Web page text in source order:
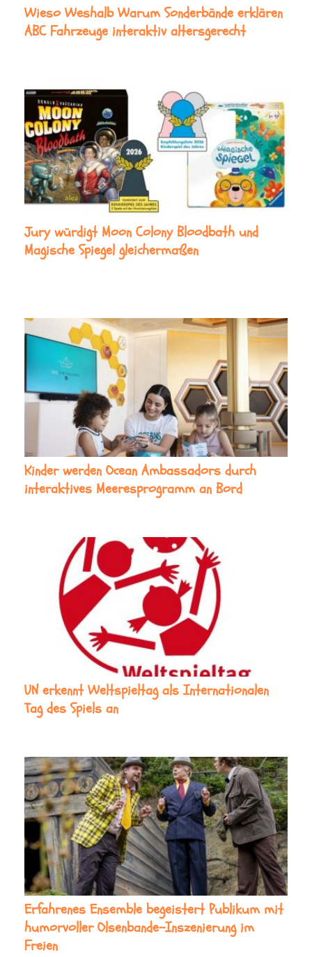
Wieso Weshalb Warum Sonderbände erklären
ABC Fahrzeuge interaktiv altersgerecht
Jury würdigt Moon Colony Bloodbath und
Magische Spiegel gleichermaßen
Kinder werden Ocean Ambassadors durch
interaktives Meeresprogramm an Bord
UN erkennt Weltspieltag als Internationalen
Tag des Spiels an
Erfahrenes Ensemble begeistert Publikum mit
humorvoller Olsenbande-Inszenierung im
Freien